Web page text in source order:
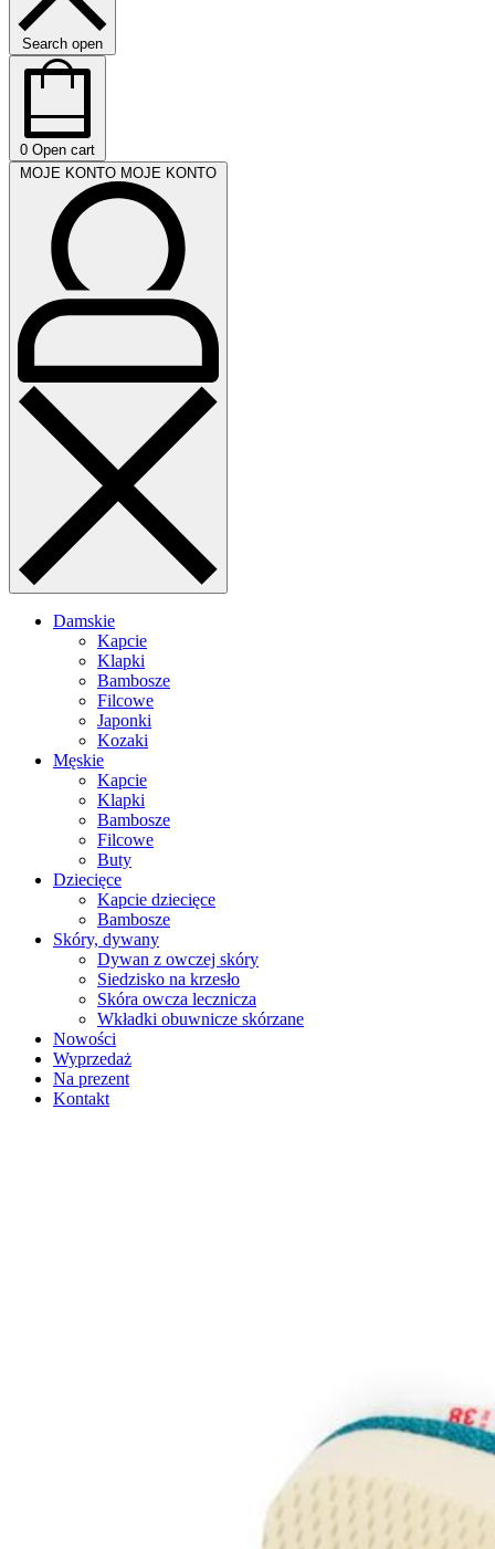
Search open
0 Open cart
MOJE KONTO MOJE KONTO
Damskie
Kapcie
Klapki
Bambosze
Filcowe
Japonki
Kozaki
Męskie
Kapcie
Klapki
Bambosze
Filcowe
Buty
Dziecięce
Kapcie dziecięce
Bambosze
Skóry, dywany
Dywan z owczej skóry
Siedzisko na krzesło
Skóra owcza lecznicza
Wkładki obuwnicze skórzane
Nowości
Wyprzedaż
Na prezent
Kontakt